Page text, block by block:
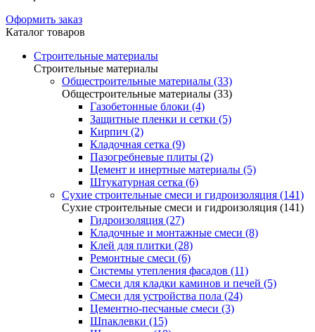
Оформить заказ
Каталог товаров
Строительные материалы
Строительные материалы
Общестроительные материалы (33)
Общестроительные материалы (33)
Газобетонные блоки (4)
Защитные пленки и сетки (5)
Кирпич (2)
Кладочная сетка (9)
Пазогребневые плиты (2)
Цемент и инертные материалы (5)
Штукатурная сетка (6)
Сухие строительные смеси и гидроизоляция (141)
Сухие строительные смеси и гидроизоляция (141)
Гидроизоляция (27)
Кладочные и монтажные смеси (8)
Клей для плитки (28)
Ремонтные смеси (6)
Системы утепления фасадов (11)
Смеси для кладки каминов и печей (5)
Смеси для устройства пола (24)
Цементно-песчаные смеси (3)
Шпаклевки (15)